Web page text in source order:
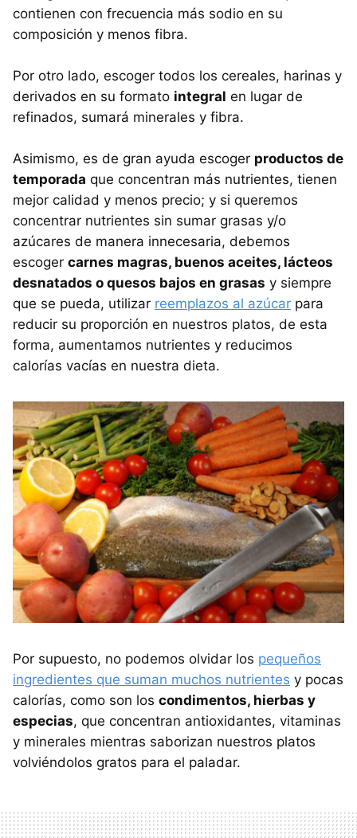
contienen con frecuencia más sodio en su
composición y menos fibra.
Por otro lado, escoger todos los cereales, harinas y
derivados en su formato integral en lugar de
refinados, sumará minerales y fibra.
Asimismo, es de gran ayuda escoger productos de
temporada que concentran más nutrientes, tienen
mejor calidad y menos precio; y si queremos
concentrar nutrientes sin sumar grasas y/o
azúcares de manera innecesaria, debemos
escoger carnes magras, buenos aceites, lácteos
desnatados o quesos bajos en grasas y siempre
que se pueda, utilizar reemplazos al azúcar para
reducir su proporción en nuestros platos, de esta
forma, aumentamos nutrientes y reducimos
calorías vacías en nuestra dieta.
Por supuesto, no podemos olvidar los pequeños
ingredientes que suman muchos nutrientes y pocas
calorías, como son los condimentos, hierbas y
especias, que concentran antioxidantes, vitaminas
y minerales mientras saborizan nuestros platos
volviéndolos gratos para el paladar.